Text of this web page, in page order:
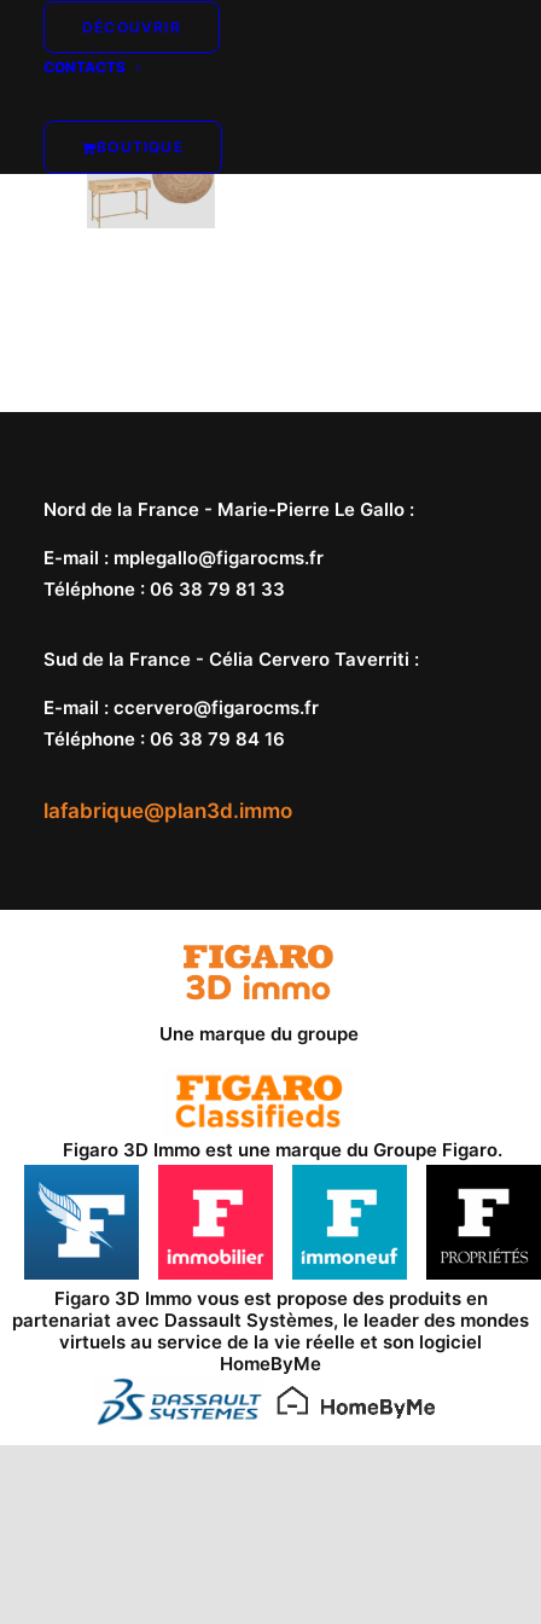
DÉCOUVRIR
CONTACTS
BOUTIQUE
lafabrique@plan3d.immo
Nord de la France - Marie-Pierre Le Gallo :
E-mail : mplegallo@figarocms.fr
Téléphone : 06 38 79 81 33
Sud de la France - Célia Cervero Taverriti :
E-mail : ccervero@figarocms.fr
Téléphone : 06 38 79 84 16
Une marque du groupe
Figaro 3D Immo est une marque du Groupe Figaro.
Figaro 3D Immo vous est propose des produits en
partenariat avec Dassault Systèmes, le leader des mondes
virtuels au service de la vie réelle et son logiciel
HomeByMe